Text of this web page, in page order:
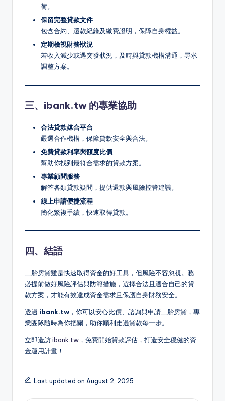
荷。
保留完整貸款文件
包含合約、還款紀錄及繳費證明，保障自身權益。
定期檢視財務狀況
若收入減少或遇突發狀況，及時與貸款機構溝通，尋求
調整方案。
三、ibank.tw 的專業協助
合法貸款媒合平台
嚴選合作機構，保障貸款安全與合法。
免費貸款利率與額度比價
幫助你找到最符合需求的貸款方案。
專業顧問服務
解答各類貸款疑問，提供還款與風險控管建議。
線上申請便捷流程
簡化繁複手續，快速取得貸款。
四、結語
二胎房貸雖是快速取得資金的好工具，但風險不容忽視。務
必提前做好風險評估與防範措施，選擇合法且適合自己的貸
款方案，才能有效達成資金需求且保護自身財務安全。
透過 ibank.tw ，你可以安心比價、諮詢與申請二胎房貸，專
業團隊隨時為你把關，助你順利走過貸款每一步。
立即造訪ibank.tw ，免費開始貸款評估，打造安全穩健的資
金運用計畫！
Last updated on August 2, 2025